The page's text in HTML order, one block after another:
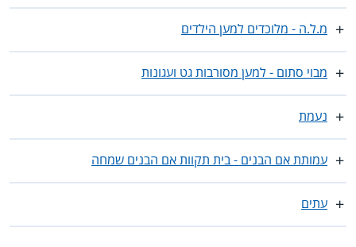
מ.ל.ה - מלוכדים למען הילדים
מבוי סתום - למען מסורבות גט ועגונות
נעמת
עמותת אם הבנים - בית תקוות אם הבנים שמחה
עתים